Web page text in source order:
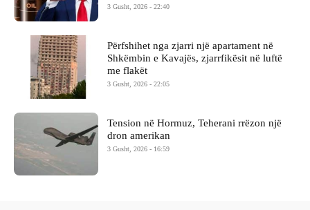
3 Gusht, 2026 - 22:40
Përfshihet nga zjarri një apartament në
Shkëmbin e Kavajës, zjarrfikësit në luftë
me flakët
3 Gusht, 2026 - 22:05
Tension në Hormuz, Teherani rrëzon një
dron amerikan
3 Gusht, 2026 - 16:59